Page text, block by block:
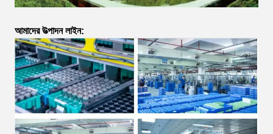
আমাদের উত্পাদন লাইন: